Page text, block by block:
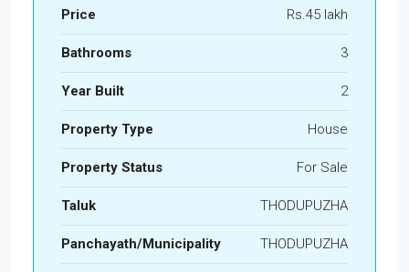
Price Rs.45 lakh
Bathrooms 3
Year Built 2
Property Type House
Property Status For Sale
Taluk THODUPUZHA
Panchayath/Municipality THODUPUZHA